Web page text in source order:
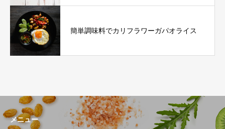
簡単調味料でカリフラワーガパオライス
メニュー